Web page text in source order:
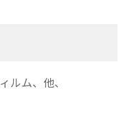
ルム、他、